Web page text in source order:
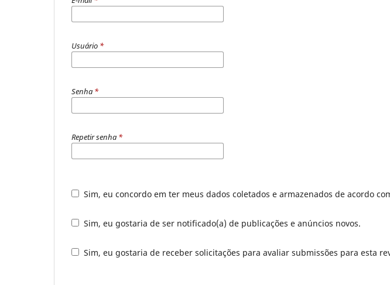
Usuário *
Senha *
Repetir senha *
Sim, eu concordo em ter meus dados coletados e armazenados de acordo
Sim, eu gostaria de ser notificado(a) de publicações e anúncios novos.
Sim, eu gostaria de receber solicitações para avaliar submissões para esta